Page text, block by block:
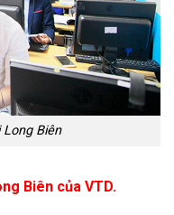
Biên
Biên của VTD.